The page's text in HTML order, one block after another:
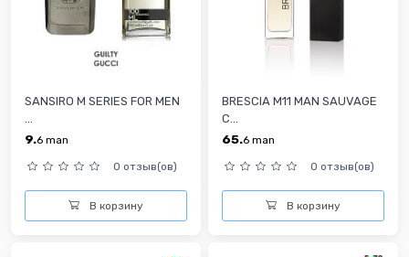
SANSIRO M SERIES FOR MEN
9.6 man
0 отзыв(ов)
В корзину
BRESCIA M11 MAN SAUVAGE
C...
65.6 man
0 отзыв(ов)
В корзину